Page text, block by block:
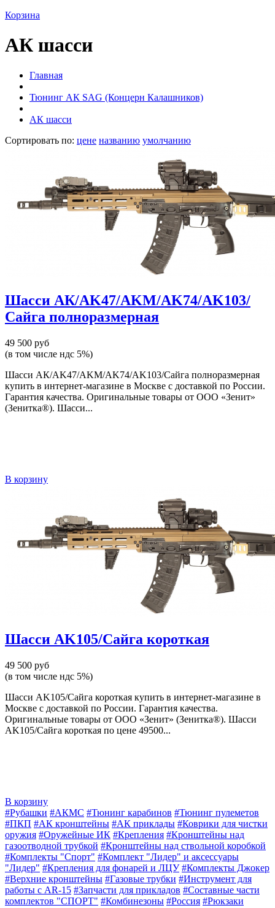
Корзина
АК шасси
Главная
Тюнинг АК SAG (Концерн Калашников)
АК шасси
Сортировать по: цене названию умолчанию
Шасси АК/AK47/AKM/AK74/AK103/
Сайга полноразмерная
49 500 руб
(в том числе ндс 5%)
Шасси АК/AK47/AKM/AK74/AK103/Сайга полноразмерная
купить в интернет-магазине в Москве с доставкой по России.
Гарантия качества. Оригинальные товары от ООО «Зенит»
(Зенитка®). Шасси...
В корзину
Шасси AK105/Сайга короткая
49 500 руб
(в том числе ндс 5%)
Шасси AK105/Сайга короткая купить в интернет-магазине в
Москве с доставкой по России. Гарантия качества.
Оригинальные товары от ООО «Зенит» (Зенитка®). Шасси
AK105/Сайга короткая по цене 49500...
В корзину
#Рубашки #АКМС #Тюнинг карабинов #Тюнинг пулеметов
#ПКП #АК кронштейны #АК приклады #Коврики для чистки
оружия #Оружейные ИК #Крепления #Кронштейны над
газоотводной трубкой #Кронштейны над ствольной коробкой
#Комплекты "Спорт" #Комплект "Лидер" и аксессуары
"Лидер" #Крепления для фонарей и ЛЦУ #Комплекты Джокер
#Верхние кронштейны #Газовые трубки #Инструмент для
работы с AR-15 #Запчасти для прикладов #Составные части
комплектов "СПОРТ" #Комбинезоны #Россия #Рюкзаки